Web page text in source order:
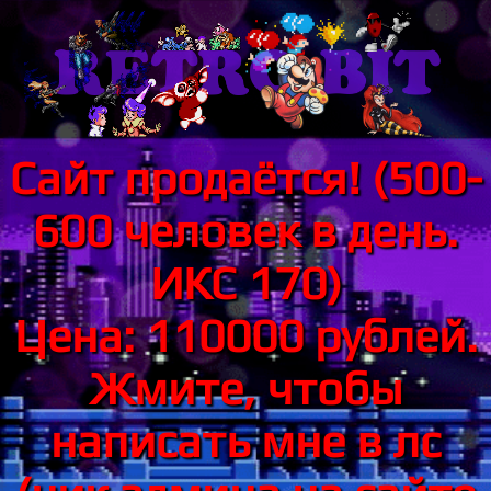
Сайт продаётся! (500-
600 человек в день.
ИКС 170)
Цена: 110000 рублей.
Жмите, чтобы
написать мне в лс